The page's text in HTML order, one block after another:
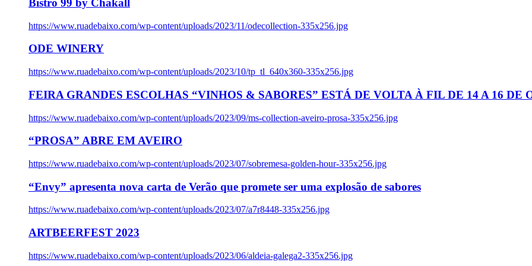
Bistro 99 by Chakall
https://www.ruadebaixo.com/wp-content/uploads/2023/11/odecollection-335x256.jpg
ODE WINERY
https://www.ruadebaixo.com/wp-content/uploads/2023/10/tp_tl_640x360-335x256.jpg
FEIRA GRANDES ESCOLHAS “VINHOS & SABORES” ESTÁ DE VOLTA À FIL DE 14 A 16 DE
https://www.ruadebaixo.com/wp-content/uploads/2023/09/ms-collection-aveiro-prosa-335x256.jpg
“PROSA” ABRE EM AVEIRO
https://www.ruadebaixo.com/wp-content/uploads/2023/07/sobremesa-golden-hour-335x256.jpg
“Envy” apresenta nova carta de Verão que promete ser uma explosão de sabores
https://www.ruadebaixo.com/wp-content/uploads/2023/07/a7r8448-335x256.jpg
ARTBEERFEST 2023
https://www.ruadebaixo.com/wp-content/uploads/2023/06/aldeia-galega2-335x256.jpg